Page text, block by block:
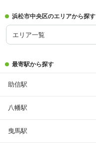
浜松市中央区のエリアから探す
エリア一覧
最寄駅から探す
助信駅
八幡駅
曳馬駅